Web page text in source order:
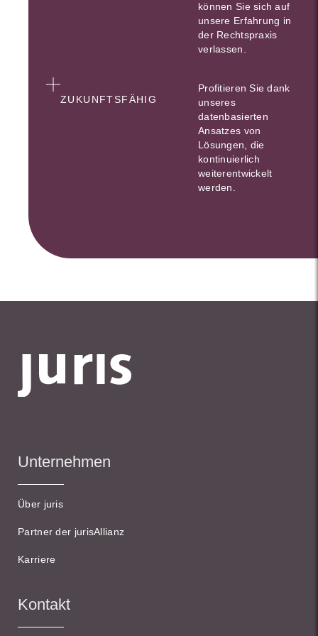
können Sie sich auf
unsere Erfahrung in
der Rechtspraxis
verlassen.
ZUKUNFTSFÄHIG
Profitieren Sie dank
unseres
datenbasierten
Ansatzes von
Lösungen, die
kontinuierlich
weiterentwickelt
werden.
Unternehmen
Über juris
Partner der jurisAllianz
Karriere
Kontakt